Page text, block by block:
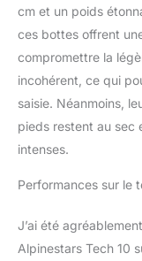
cm et un poids
ces bottes offrent
compromettre la
incohérent, ce qui
saisie. Néanmoins,
pieds restent au sec
intenses.
Performances sur le
J’ai été
Alpinestars Tech 10